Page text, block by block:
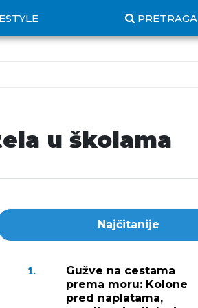
PRETRAGA
u školama
Najčitanije
1.
Gužve na cestama
prema moru: Kolone
pred naplatama,